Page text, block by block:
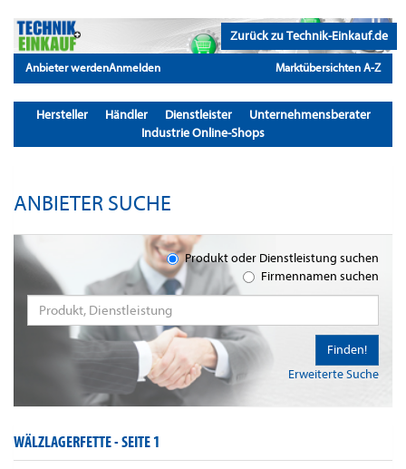
Zurück zu Technik-Einkauf.de
Anbieter werdenAnmelden Marktübersichten A-Z
Hersteller Händler Dienstleister
Unternehmensberater
Industrie Online-Shops
ANBIETER SUCHE
Produkt oder Dienstleistung suchen
Firmennamen suchen
Erweiterte Suche
Finden!
WÄLZLAGERFETTE -SEITE 1